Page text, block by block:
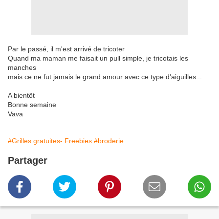
Par le passé, il m'est arrivé de tricoter
Quand ma maman me faisait un pull simple, je tricotais les
manches
mais ce ne fut jamais le grand amour avec ce type d'aiguilles...
A bientôt
Bonne semaine
Vava
#Grilles gratuites- Freebies #broderie
Partager